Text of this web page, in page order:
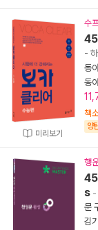
미리보기
수
-
동
동
책
양
행
s -
문
김